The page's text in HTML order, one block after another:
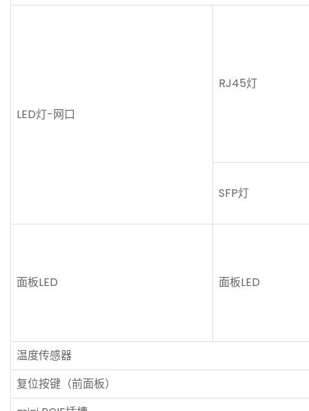
LED灯-网口
RJ45灯
SFP灯
面板LED 面板LED
温度传感器
复位按键（前面板）